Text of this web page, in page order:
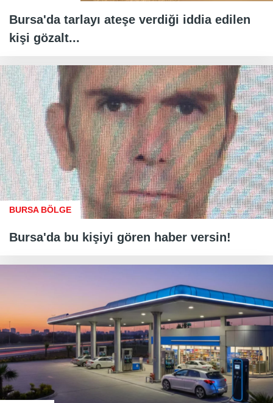
Bursa'da tarlayı ateşe verdiği iddia edilen
kişi gözalt...
BURSA BÖLGE
Bursa'da bu kişiyi gören haber versin!